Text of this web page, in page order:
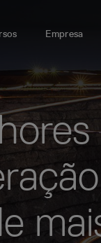
Empresa